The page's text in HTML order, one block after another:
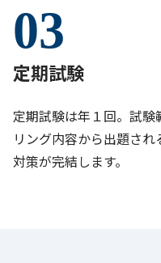
03
定期試験
定期試験は年１回。試
リング内容から出題さ
対策が完結します。